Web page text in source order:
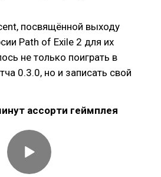
посвящённой выходу
Path of Exile 2 для их
не только поиграть в
0.3.0, но и записать свой
ассорти геймплея